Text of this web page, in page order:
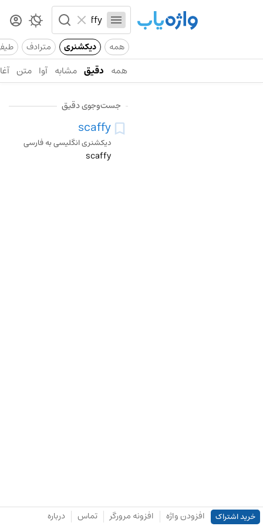
همه دیکشنری مترادف
همه دقیق مشابه آوا متن
جست‌وجوی دقیق
scaffy
دیکشنری انگلیسی به فارسی
scaffy
خرید اشتراک افزودن واژه افزونه مرورگر تماس درباره